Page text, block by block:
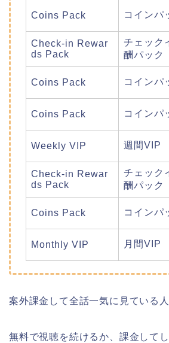
Coins Pack コインパ
Check-in Rewar
ds Pack
チェック
酬パック
Coins Pack コインパ
Coins Pack コインパ
Weekly VIP 週間VIP
Check-in Rewar
ds Pack
チェック
酬パック
Coins Pack コインパ
Monthly VIP 月間VIP
案外課金して全話一気に見ている
無料で視聴を続けるか、課金して